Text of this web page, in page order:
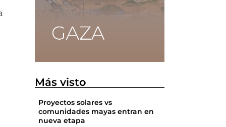
Más visto
Proyectos solares vs
comunidades mayas entran en
nueva etapa